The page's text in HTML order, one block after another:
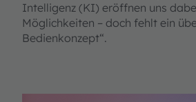
Intelligenz (KI) eröffnen uns
Möglichkeiten – doch fehlt ein
Bedienkonzept“.